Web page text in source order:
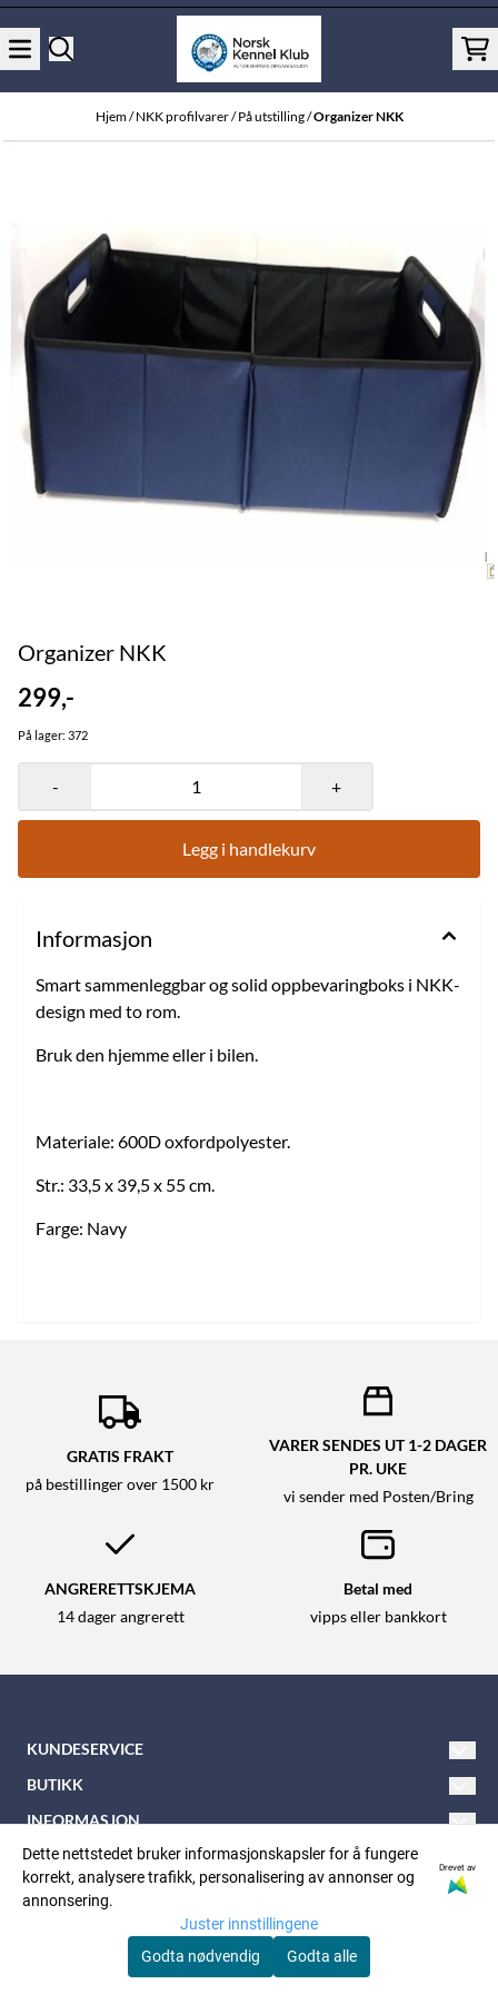
Hjem/NKK profilvarer/På utstilling/Organizer NKK
Organizer NKK
299,-
På lager: 372
- +
Legg i handlekurv
Informasjon
Smart sammenleggbar og solid oppbevaringboks i NKK-
design med to rom.
Bruk den hjemme eller i bilen.
Materiale: 600D oxfordpolyester.
Str.: 33,5 x 39,5 x 55 cm.
Farge: Navy
GRATIS FRAKT
på bestillinger over 1500 kr
VARER SENDES UT 1-2 DAGER
PR. UKE
vi sender med Posten/Bring
ANGRERETTSKJEMA
14 dager angrerett
Betal med
vipps eller bankkort
KUNDESERVICE
Tlf: 21 600 900
Nordåsveien 5
1252 Oslo
Org. nr: 937125577
BUTIKK
Vilkår
Kontakt oss
Opprett konto
INFORMASJON
Om oss
Nyhetsbrev
Vår hjemmeside nkk.no
FØLG OSS
Facebook
© Copyright Company, org. nummer xxxxxx-xxxx
Dette nettstedet bruker informasjonskapsler for å fungere
korrekt, analysere trafikk, personalisering av annonser og
annonsering.
Drevet av
Juster innstillingene
Godta nødvendig
Godta alle